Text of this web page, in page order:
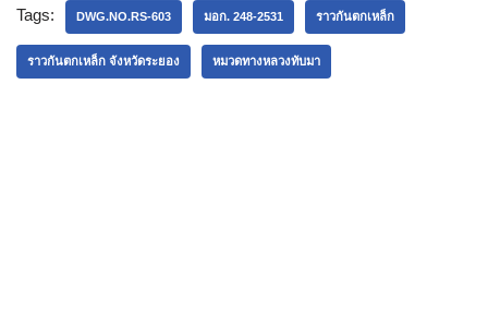
Tags: DWG.NO.RS-603 มอก. 248-2531 ราวกันตกเหล็ก
ราวกันตกเหล็ก จังหวัดระยอง หมวดทางหลวงทับมา